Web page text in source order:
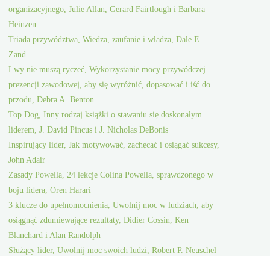
organizacyjnego, Julie Allan, Gerard Fairtlough i Barbara
Heinzen
Triada przywództwa, Wiedza, zaufanie i władza, Dale E.
Zand
Lwy nie muszą ryczeć, Wykorzystanie mocy przywódczej
prezencji zawodowej, aby się wyróżnić, dopasować i iść do
przodu, Debra A. Benton
Top Dog, Inny rodzaj książki o stawaniu się doskonałym
liderem, J. David Pincus i J. Nicholas DeBonis
Inspirujący lider, Jak motywować, zachęcać i osiągać sukcesy,
John Adair
Zasady Powella, 24 lekcje Colina Powella, sprawdzonego w
boju lidera, Oren Harari
3 klucze do upełnomocnienia, Uwolnij moc w ludziach, aby
osiągnąć zdumiewające rezultaty, Didier Cossin, Ken
Blanchard i Alan Randolph
Służący lider, Uwolnij moc swoich ludzi, Robert P. Neuschel